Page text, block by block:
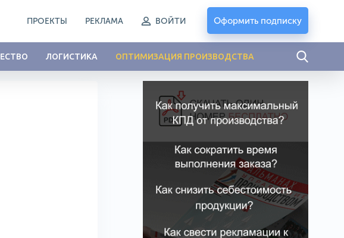
ПРОЕКТЫ РЕКЛАМА ВОЙТИ Оформить подписку
ЛОГИСТИКА ОПТИМИЗАЦИЯ ПРОИЗВОДСТВА